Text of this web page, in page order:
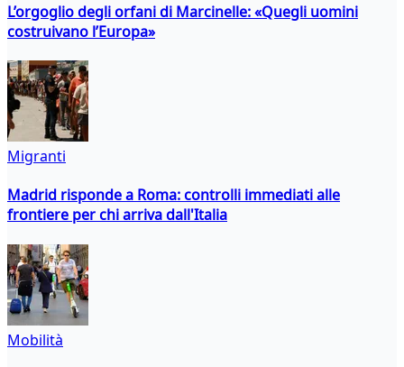
L’orgoglio degli orfani di Marcinelle: «Quegli uomini
costruivano l’Europa»
Migranti
Madrid risponde a Roma: controlli immediati alle
frontiere per chi arriva dall'Italia
Mobilità